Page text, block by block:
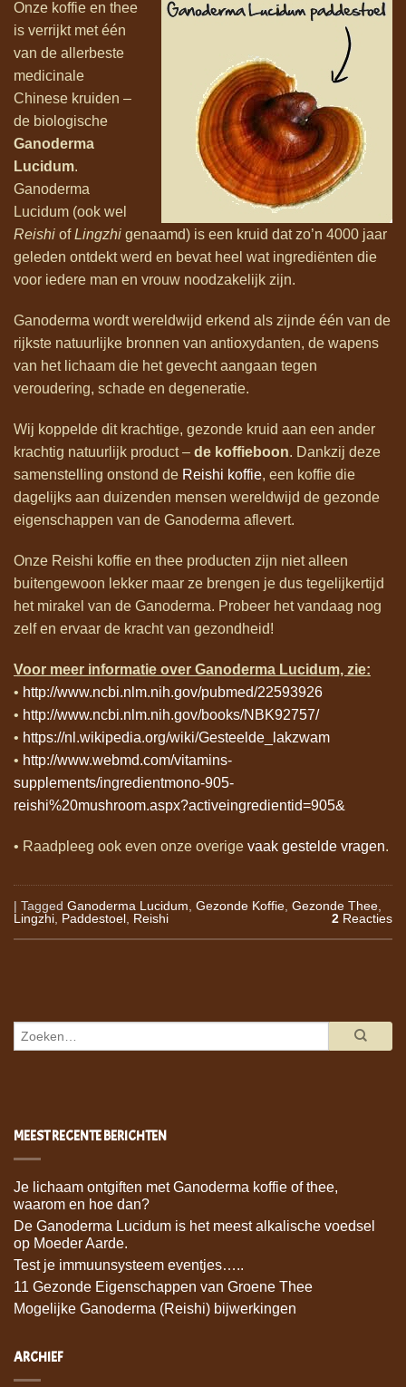
Onze koffie en thee
is verrijkt met één
van de allerbeste
medicinale
Chinese kruiden –
de biologische
Ganoderma
Lucidum.
Ganoderma
Lucidum (ook wel
Reishi ofLingzhi genaamd) is een kruid dat zo’n 4000 jaar
geleden ontdekt werd en bevat heel wat ingrediënten die
voor iedere man en vrouw noodzakelijk zijn.
Ganoderma wordt wereldwijd erkend als zijnde één van de
rijkste natuurlijke bronnen van antioxydanten, de wapens
van het lichaam die het gevecht aangaan tegen
veroudering, schade en degeneratie.
Wij koppelde dit krachtige, gezonde kruid aan een ander
krachtig natuurlijk product – de koffieboon. Dankzij deze
samenstelling onstond de Reishi koffie, een koffie die
dagelijks aan duizenden mensen wereldwijd de gezonde
eigenschappen van de Ganoderma aflevert.
Onze Reishi koffie en thee producten zijn niet alleen
buitengewoon lekker maar ze brengen je dus tegelijkertijd
het mirakel van de Ganoderma. Probeer het vandaag nog
zelf en ervaar de kracht van gezondheid!
Voor meer informatie over Ganoderma Lucidum, zie:
• http://www.ncbi.nlm.nih.gov/pubmed/22593926
• http://www.ncbi.nlm.nih.gov/books/NBK92757/
• https://nl.wikipedia.org/wiki/Gesteelde_lakzwam
• http://www.webmd.com/vitamins-
supplements/ingredientmono-905-
reishi%20mushroom.aspx?activeingredientid=905&
• Raadpleeg ook even onze overige vaak gestelde vragen.
| Tagged Ganoderma Lucidum Gezonde Koffie Gezonde Thee
Lingzhi Paddestoel Reishi 2 Reacties
MEEST RECENTE BERICHTEN
Je lichaam ontgiften met Ganoderma koffie of thee,
waarom en hoe dan?
De Ganoderma Lucidum is het meest alkalische voedsel
op Moeder Aarde.
Test je immuunsysteem eventjes…..
11 Gezonde Eigenschappen van Groene Thee
Mogelijke Ganoderma (Reishi) bijwerkingen
ARCHIEF